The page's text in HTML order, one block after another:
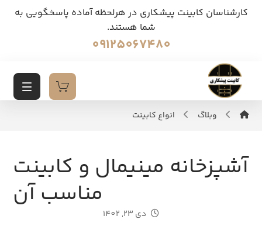
کارشناسان کابینت پیشکاری در هرلحظه آماده پاسخگویی به
شما هستند.
09125067480
وبلاگ انواع کابینت
آشپزخانه مینیمال و کابینت
مناسب آن
دی 23, 1402